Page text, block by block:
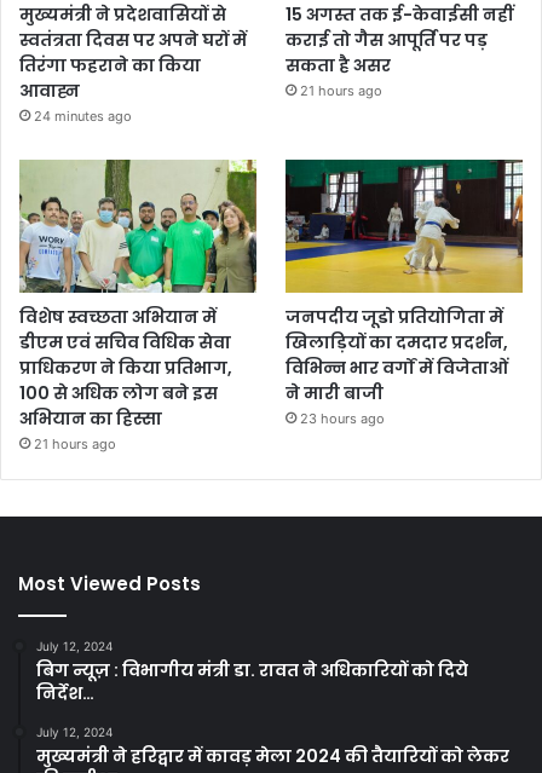
मुख्यमंत्री ने प्रदेशवासियों से
स्वतंत्रता दिवस पर अपने घरों में
तिरंगा फहराने का किया
आवाह्न
24 minutes ago
15 अगस्त तक ई-केवाईसी नहीं
कराई तो गैस आपूर्ति पर पड़
सकता है असर
21 hours ago
विशेष स्वच्छता अभियान में
डीएम एवं सचिव विधिक सेवा
प्राधिकरण ने किया प्रतिभाग,
100 से अधिक लोग बने इस
अभियान का हिस्सा
21 hours ago
जनपदीय जूडो प्रतियोगिता में
खिलाड़ियों का दमदार प्रदर्शन,
विभिन्न भार वर्गों में विजेताओं
ने मारी बाजी
23 hours ago
Most Viewed Posts
July 12, 2024
बिग न्यूज़ : विभागीय मंत्री डा. रावत ने अधिकारियों को दिये
निर्देश…
July 12, 2024
मुख्यमंत्री ने हरिद्वार में कावड़ मेला 2024 की तैयारियों को लेकर